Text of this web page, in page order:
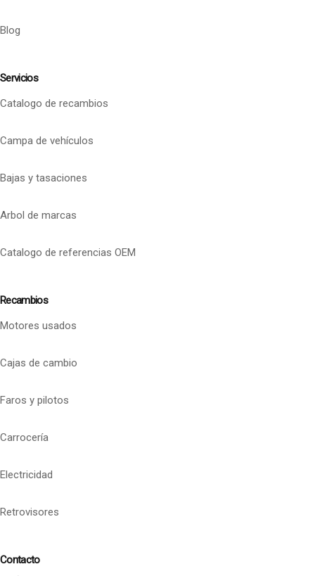
Blog
Servicios
Catalogo de recambios
Campa de vehículos
Bajas y tasaciones
Arbol de marcas
Catalogo de referencias OEM
Recambios
Motores usados
Cajas de cambio
Faros y pilotos
Carrocería
Electricidad
Retrovisores
Contacto